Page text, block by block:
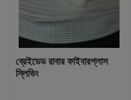
ব্রেইডেড রাবার ফাইবারগ্লাস
স্লিভিং